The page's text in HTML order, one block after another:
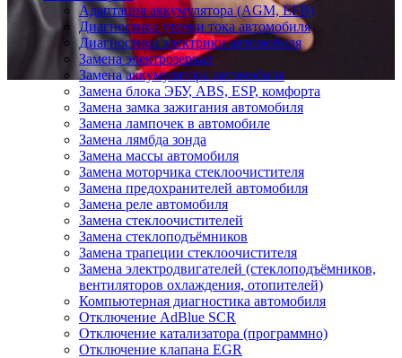
Адаптация аккумулятора (AGM, EFB)
Диагностика утечки тока автомобиля
Диагностика электрики автомобиля
Замена электрозеркал
Замена аккумулятора автомобиля
Замена блока ЭБУ, ABS, ESP, комфорта
Замена замка зажигания автомобиля
Замена лампочек в автомобиле
Замена лямбда зонда
Замена массы автомобиля
Замена моторчика стеклоочистителя
Замена предохранителей автомобиля
Замена реле автомобиля
Замена стеклоочистителей
Замена стеклоподъёмников
Замена трапеции стеклоочистителя
Замена электродвигателей (стеклоподъёмников,
вентиляторов охлаждения, отопителей)
Компьютерная диагностика автомобиля
Отключение AdBlue SCR
Отключение катализатора (программно)
Отключение клапана EGR